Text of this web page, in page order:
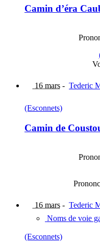
Camin d’éra
16 mars - Tederic
(Esconnets)
Camin de
16 mars - Tederic
Noms de voie
(Esconnets)